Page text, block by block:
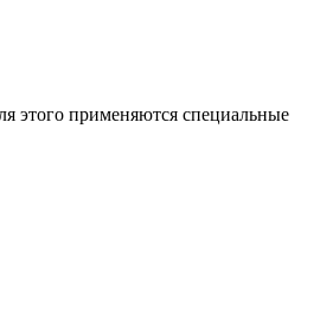
этого применяются специальные